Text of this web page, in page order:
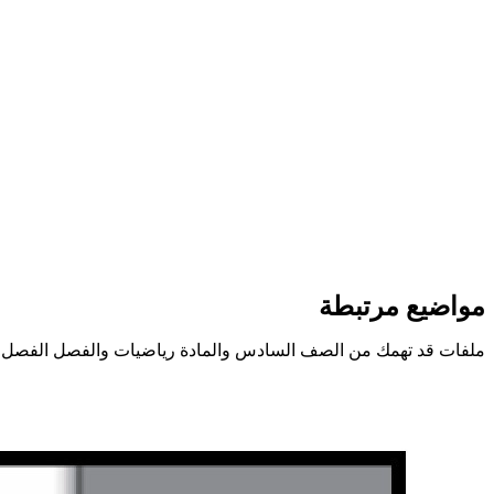
مواضيع مرتبطة
ملفات قد تهمك من الصف السادس والمادة رياضيات والفصل الفصل